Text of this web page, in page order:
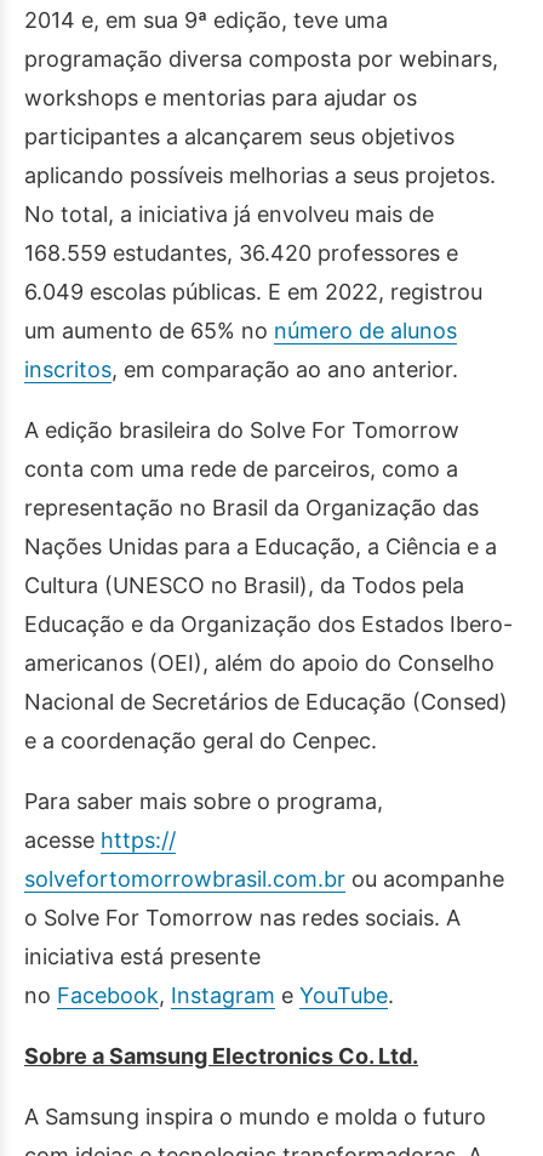
2014 e, em sua 9ª edição, teve uma
programação diversa composta por webinars,
workshops e mentorias para ajudar os
participantes a alcançarem seus objetivos
aplicando possíveis melhorias a seus projetos.
No total, a iniciativa já envolveu mais de
168.559 estudantes, 36.420 professores e
6.049 escolas públicas. E em 2022, registrou
um aumento de 65% no número de alunos
inscritos, em comparação ao ano anterior.
A edição brasileira do Solve For Tomorrow
conta com uma rede de parceiros, como a
representação no Brasil da Organização das
Nações Unidas para a Educação, a Ciência e a
Cultura (UNESCO no Brasil), da Todos pela
Educação e da Organização dos Estados Ibero-
americanos (OEI), além do apoio do Conselho
Nacional de Secretários de Educação (Consed)
e a coordenação geral do Cenpec.
Para saber mais sobre o programa,
acesse https://
solvefortomorrowbrasil.com.br ou acompanhe
o Solve For Tomorrow nas redes sociais. A
iniciativa está presente
no Facebook, Instagram e YouTube.
Sobre a Samsung Electronics Co. Ltd.
A Samsung inspira o mundo e molda o futuro